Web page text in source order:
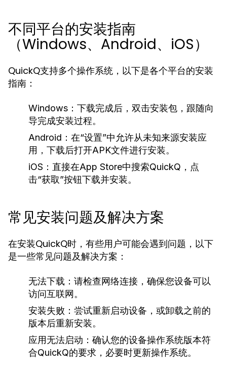
不同平台的安装指南
（Windows、Android、iOS）
QuickQ支持多个操作系统，以下是各个平台的安装
指南：
Windows： 下载完成后，双击安装包，跟随向
导完成安装过程。
Android： 在“设置”中允许从未知来源安装应
用，下载后打开APK文件进行安装。
iOS： 直接在App Store中搜索QuickQ，点
击“获取”按钮下载并安装。
常见安装问题及解决方案
在安装QuickQ时，有些用户可能会遇到问题，以下
是一些常见问题及解决方案：
无法下载： 请检查网络连接，确保您设备可以
访问互联网。
安装失败： 尝试重新启动设备，或卸载之前的
版本后重新安装。
应用无法启动： 确认您的设备操作系统版本符
合QuickQ的要求，必要时更新操作系统。